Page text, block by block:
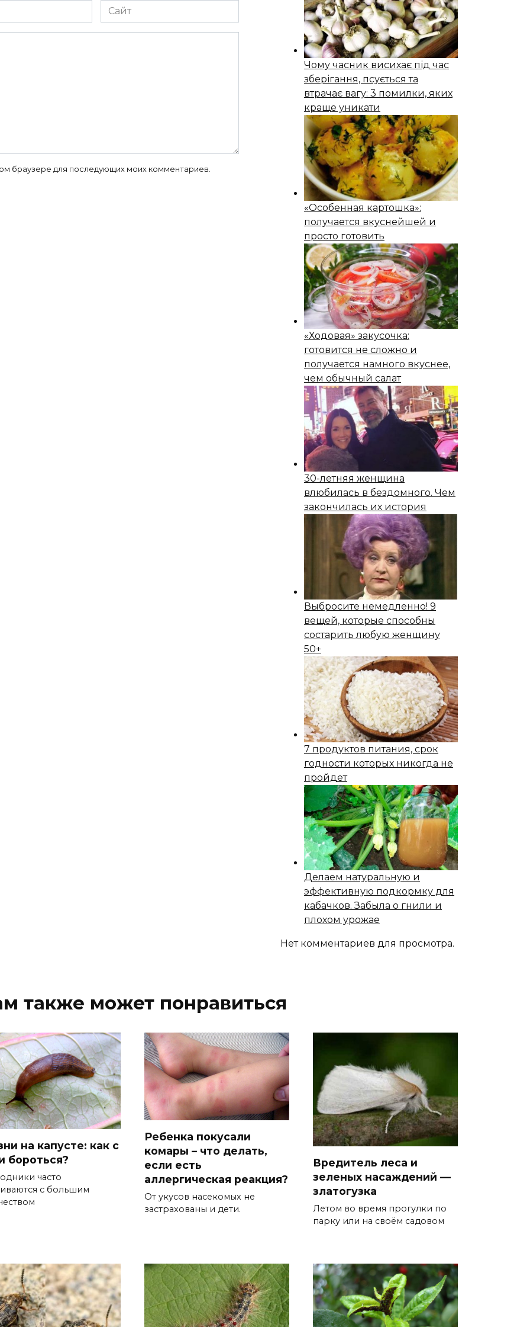
Сайт
браузере для последующих моих комментариев.
Чому часник висихає під час
зберігання, псується та
втрачає вагу: 3 помилки, яких
краще уникати
«Особенная картошка»:
получается вкуснейшей и
просто готовить
«Ходовая» закусочка:
готовится не сложно и
получается намного вкуснее,
чем обычный салат
30-летняя женщина
влюбилась в бездомного. Чем
закончилась их история
Выбросите немедленно! 9
вещей, которые способны
состapить любую женщину
50+
7 продуктов питания, срок
годности которых никогда не
пройдет
Делаем натуральную и
эффективную подкормку для
кабачков. Забыла о гнили и
плохом урожае
Нет комментариев для просмотра.
также может понравиться
на капусте: как с
бороться?
часто
с большим
Ребенка покусали
комары – что делать,
если есть
аллергическая реакция?
От укусов насекомых не
застрахованы и дети.
Вредитель леса и
зеленых насаждений —
златогузка
Летом во время прогулки по
парку или на своём садовом